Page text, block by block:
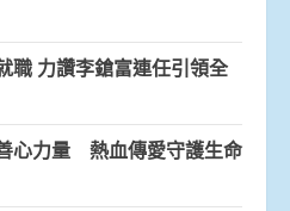
職 力讚李鎗富連任引領全
心力量 熱血傳愛守護生命